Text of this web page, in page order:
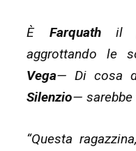
È Farquathil
aggrottando le
Vega— Di cosa
Silenzio— sarebbe
“Questa ragazzina,